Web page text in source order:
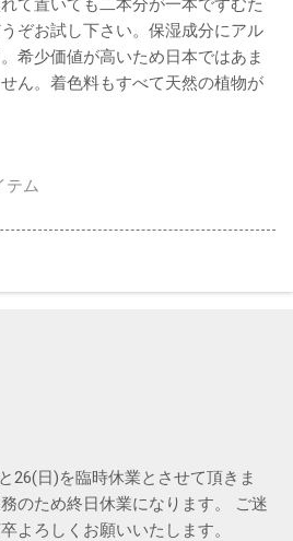
ぞお試し下さい。保湿成分にアル
希少価値が高いため日本ではあま
ん。着色料もすべて天然の植物が
テム
26(日)を臨時休業とさせて頂きま
のため終日休業になります。 ご迷
よろしくお願いいたします。